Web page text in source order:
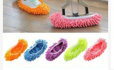
ームなどに適しています、特に身体
が不自由な方に適しています、キッ
チンとホームライフに最適な選択、
女性への素晴らしいギフトにもなり
ます